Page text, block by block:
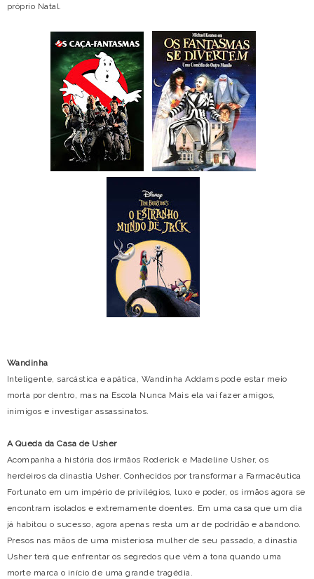
próprio Natal.
Wandinha
Inteligente, sarcástica e apática, Wandinha Addams pode estar meio
morta por dentro, mas na Escola Nunca Mais ela vai fazer amigos,
inimigos e investigar assassinatos.
A Queda da Casa de Usher
Acompanha a história dos irmãos Roderick e Madeline Usher, os
herdeiros da dinastia Usher. Conhecidos por transformar a Farmacêutica
Fortunato em um império de privilégios, luxo e poder, os irmãos agora se
encontram isolados e extremamente doentes. Em uma casa que um dia
já habitou o sucesso, agora apenas resta um ar de podridão e abandono.
Presos nas mãos de uma misteriosa mulher de seu passado, a dinastia
Usher terá que enfrentar os segredos que vêm à tona quando uma
morte marca o início de uma grande tragédia.